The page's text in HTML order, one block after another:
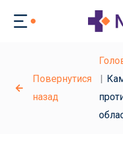
Повернутися
назад